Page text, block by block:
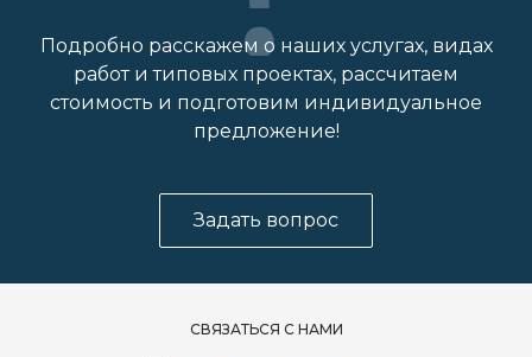
Подробно расскажем о наших услугах, видах
работ и типовых проектах, рассчитаем
стоимость и подготовим индивидуальное
предложение!
Задать вопрос
СВЯЗАТЬСЯ С НАМИ